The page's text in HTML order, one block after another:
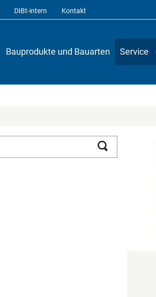
DIBt-intern Kontakt
Bauprodukte und Bauarten Service